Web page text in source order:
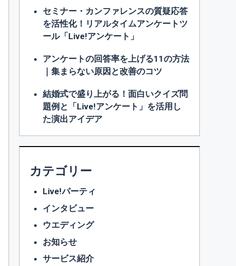
セミナー・カンファレンスの質疑応答
を活性化！リアルタイムアンケートツ
ール「Live!アンケート」
アンケートの回答率を上げる11の方法
｜集まらない原因と改善のコツ
結婚式で盛り上がる！面白いクイズ問
題例と「Live!アンケート」を活用し
た演出アイデア
カテゴリー
Live!パーティ
インタビュー
ウエディング
お知らせ
サービス紹介